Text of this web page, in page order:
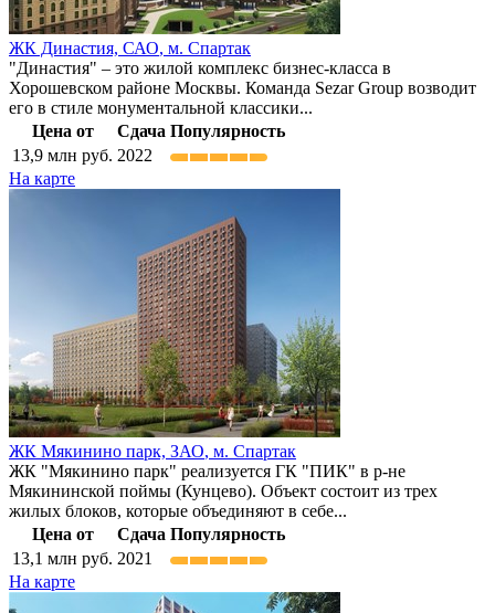
ЖК Династия, САО, м. Спартак
"Династия" – это жилой комплекс бизнес-класса в
Хорошевском районе Москвы. Команда Sezar Group возводит
его в стиле монументальной классики...
Цена от
Сдача Популярность
13,9 млн руб. 2022
На карте
ЖК Мякинино парк, ЗАО, м. Спартак
ЖК "Мякинино парк" реализуется ГК "ПИК" в р-не
Мякининской поймы (Кунцево). Объект состоит из трех
жилых блоков, которые объединяют в себе...
Цена от
Сдача Популярность
13,1 млн руб. 2021
На карте